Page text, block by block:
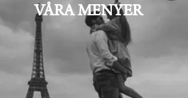
VÅRA MENYER